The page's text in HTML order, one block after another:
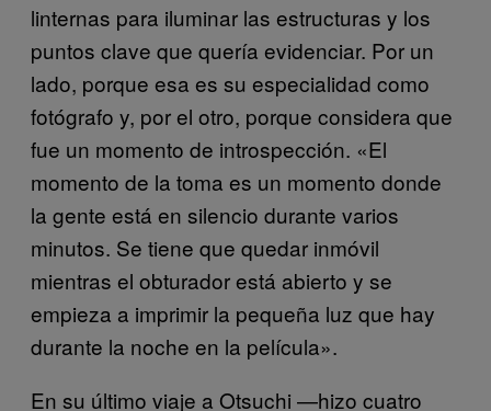
linternas para iluminar las estructuras y los
puntos clave que quería evidenciar. Por un
lado, porque esa es su especialidad como
fotógrafo y, por el otro, porque considera que
fue un momento de introspección. «El
momento de la toma es un momento donde
la gente está en silencio durante varios
minutos. Se tiene que quedar inmóvil
mientras el obturador está abierto y se
empieza a imprimir la pequeña luz que hay
durante la noche en la película».
En su último viaje a Otsuchi —hizo cuatro